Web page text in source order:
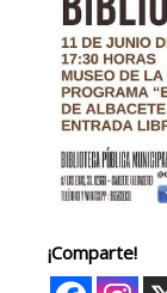
¡Comparte!